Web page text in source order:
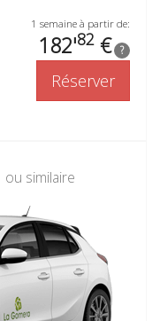
1 semaine à partir de:
182'82 € ?
Réserver
ou similaire